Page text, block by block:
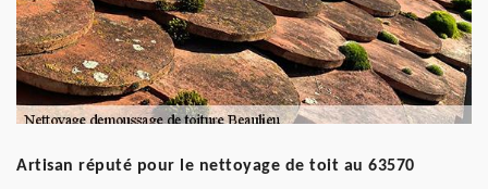
Artisan réputé pour le nettoyage de toit au 63570